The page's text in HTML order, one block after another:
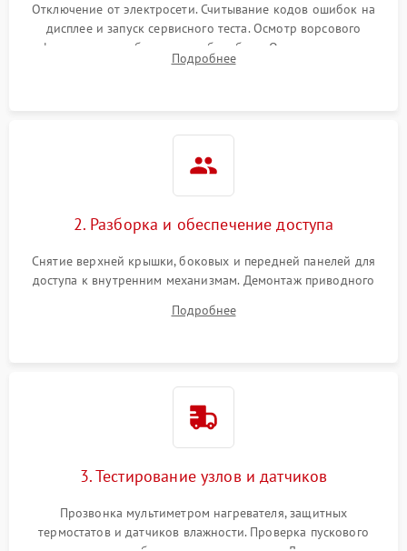
Отключение от электросети. Считывание кодов ошибок на
дисплее и запуск сервисного теста. Осмотр ворсового
фильтра, теплообменника и барабана. Опрос клиента о
неисправностях (не сушит, не крутит барабан, сильно шумит
Подробнее
2. Разборка и обеспечение доступа
Снятие верхней крышки, боковых и передней панелей для
доступа к внутренним механизмам. Демонтаж приводного
Обеспечение свободного доступа к ТЭНу, компрессору,
Подробнее
3. Тестирование узлов и датчиков
Прозвонка мультиметром нагревателя, защитных
термостатов и датчиков влажности. Проверка пускового